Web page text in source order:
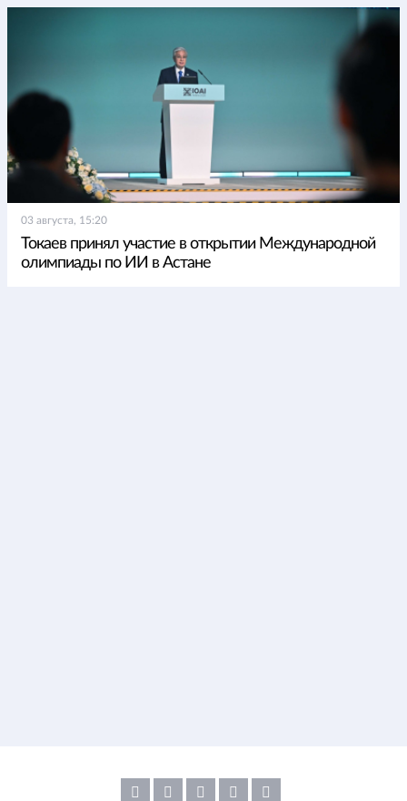
03 августа, 15:20
Токаев принял участие в открытии Международной
олимпиады по ИИ в Астане